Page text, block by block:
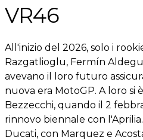
VR46
All'inizio del 2026, solo i
Razgatlioglu, Fermín
avevano il loro futuro
nuova era MotoGP. A loro si
Bezzecchi, quando il ​​2
rinnovo biennale con
Ducati, con Marquez e